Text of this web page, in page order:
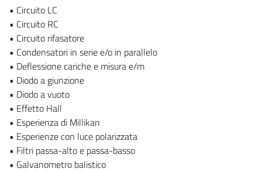
• Circuito LC
• Circuito RC
• Circuito rifasatore
• Condensatori in serie e/o in parallelo
• Deflessione cariche e misura e/m
• Diodo a giunzione
• Diodo a vuoto
• Effetto Hall
• Esperienza di Millikan
• Esperienze con luce polarizzata
• Filtri passa-alto e passa-basso
• Galvanometro balistico